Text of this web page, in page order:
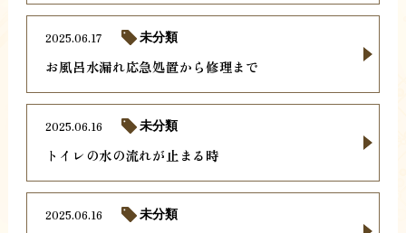
お風呂水漏れ応急処置から修理まで
2025.06.17 未分類
トイレの水の流れが止まる時
2025.06.16 未分類
2025.06.16 未分類